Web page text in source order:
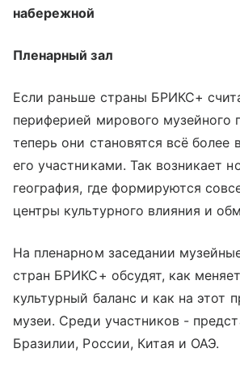
набережной
Пленарный зал
Если раньше страны БРИКС+
периферией мирового музейного
теперь они становятся всё более
его участниками. Так возникает
география, где формируются
центры культурного влияния и
На пленарном заседании
стран БРИКС+ обсудят, как
культурный баланс и как на этот
музеи. Среди участников -
Бразилии, России, Китая и ОАЭ.